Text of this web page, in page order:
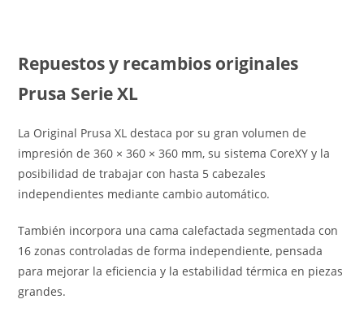
Repuestos y recambios originales
Prusa Serie XL
La Original Prusa XL destaca por su gran volumen de
impresión de 360 × 360 × 360 mm, su sistema CoreXY y la
posibilidad de trabajar con hasta 5 cabezales
independientes mediante cambio automático.
También incorpora una cama calefactada segmentada con
16 zonas controladas de forma independiente, pensada
para mejorar la eficiencia y la estabilidad térmica en piezas
grandes.